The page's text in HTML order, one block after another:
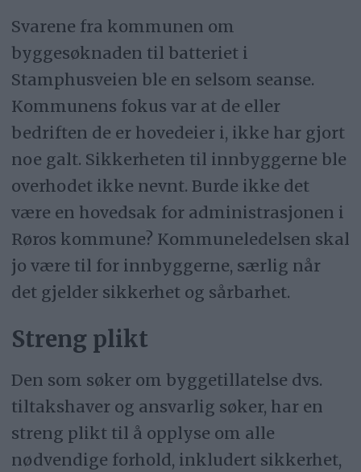
Svarene fra kommunen om
byggesøknaden til batteriet i
Stamphusveien ble en selsom seanse.
Kommunens fokus var at de eller
bedriften de er hovedeier i, ikke har gjort
noe galt. Sikkerheten til innbyggerne ble
overhodet ikke nevnt. Burde ikke det
være en hovedsak for administrasjonen i
Røros kommune? Kommuneledelsen skal
jo være til for innbyggerne, særlig når
det gjelder sikkerhet og sårbarhet.
Streng plikt
Den som søker om byggetillatelse dvs.
tiltakshaver og ansvarlig søker, har en
streng plikt til å opplyse om alle
nødvendige forhold, inkludert sikkerhet,